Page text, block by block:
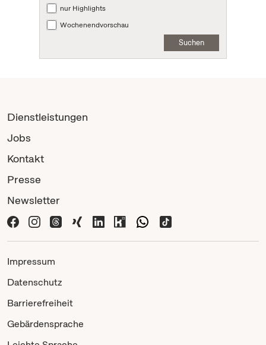
nur Highlights
Wochenendvorschau
Suchen
Dienstleistungen
Jobs
Kontakt
Presse
Newsletter
Impressum
Datenschutz
Barrierefreiheit
Gebärdensprache